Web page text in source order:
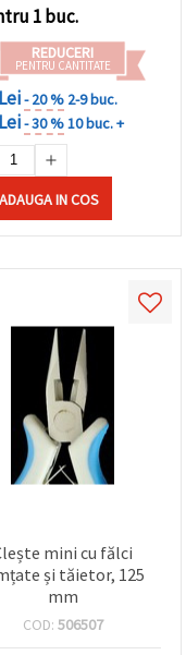
1 buc.
REDUCERI
PENTRU CANTITATE
- 20 % 2-9 buc.
- 30 %10 buc. +
ADAUGA IN COS
mini cu fălci
și tăietor, 125
mm
COD: 506507